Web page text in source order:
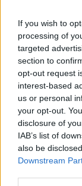
If you wish to
processing of
targeted
section to
opt-out request
interest-based
us or personal
your opt-out.
disclosure of
IAB’s list of
also be
Downstream